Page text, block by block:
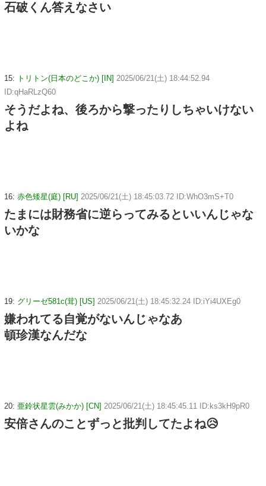
石破くん答えなさい
15: トリトン(日本のどこか) [IN] 2025/06/21(土) 18:44:52.94
ID:qHaRLzQ60
そうだよね、後ろから撃ったりしちゃいけない
よね
16: 赤色矮星(庭) [RU] 2025/06/21(土) 18:45:03.72 ID:WhO3mS+T0
たまには財務省に逆らってみるといいんじゃな
いかな
19: グリーゼ581c(茸) [US] 2025/06/21(土) 18:45:32.24 ID:iYi4UXEg0
嫌われてる自覚がないんじゃなあ
頓珍漢なんだな
20: 亜鈴状星雲(みかか) [CN] 2025/06/21(土) 18:45:45.11 ID:ks3kH9pR0
安倍さんのことずっと批判してたよね😥